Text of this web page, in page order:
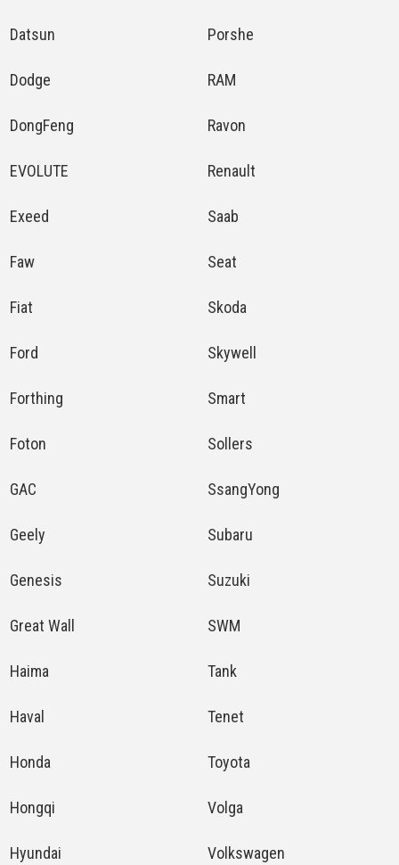
Datsun
Dodge
DongFeng
EVOLUTE
Exeed
Faw
Fiat
Ford
Forthing
Foton
GAC
Geely
Genesis
Great Wall
Haima
Haval
Honda
Hongqi
Hyundai
Porshe
RAM
Ravon
Renault
Saab
Seat
Skoda
Skywell
Smart
Sollers
SsangYong
Subaru
Suzuki
SWM
Tank
Tenet
Toyota
Volga
Volkswagen